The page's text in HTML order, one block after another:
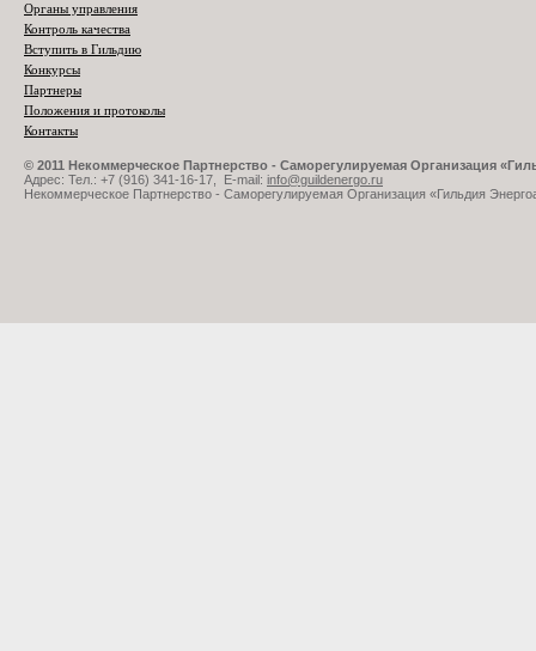
Органы управления
Контроль качества
Вступить в Гильдию
Конкурсы
Партнеры
Положения и протоколы
Контакты
© 2011 Некоммерческое Партнерство - Саморегулируемая Организация
Адрес: Тел.: +7 (916) 341-16-17, E-mail: info@guildenergo.ru
Некоммерческое Партнерство - Саморегулируемая Организация «Гильдия